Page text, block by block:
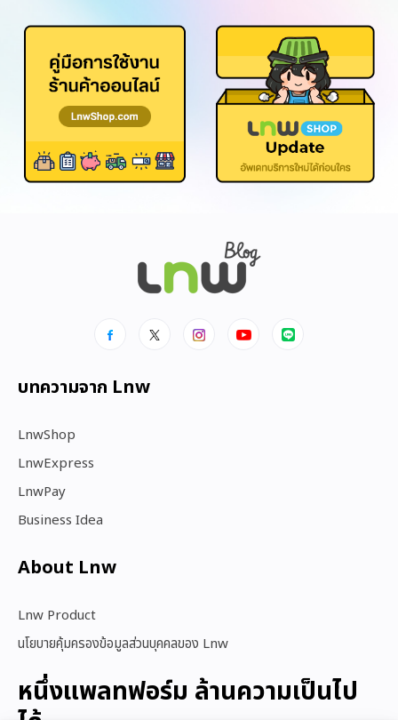
บทความจาก Lnw
LnwShop
LnwExpress
LnwPay
Business Idea
About Lnw​
Lnw Product
นโยบายคุ้มครองข้อมูลส่วนบุคคลของ Lnw
หนึ่งแพลทฟอร์ม ล้านความเป็นไป